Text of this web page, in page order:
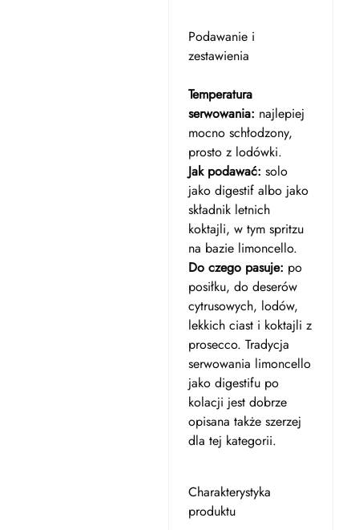
Podawanie i
zestawienia
Temperatura
serwowania: najlepiej
mocno schłodzony,
prosto z lodówki.
Jak podawać: solo
jako digestif albo jako
składnik letnich
koktajli, w tym spritzu
na bazie limoncello.
Do czego pasuje: po
posiłku, do deserów
cytrusowych, lodów,
lekkich ciast i koktajli z
prosecco. Tradycja
serwowania limoncello
jako digestifu po
kolacji jest dobrze
opisana także szerzej
dla tej kategorii.
Charakterystyka
produktu